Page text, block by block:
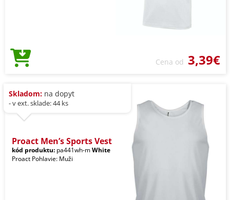
Cena od 3,39€
Skladom: na dopyt
- v ext. sklade: 44 ks
Proact Men’s Sports Vest
kód produktu: pa441wh-mWhite
Proact Pohlavie: Muži